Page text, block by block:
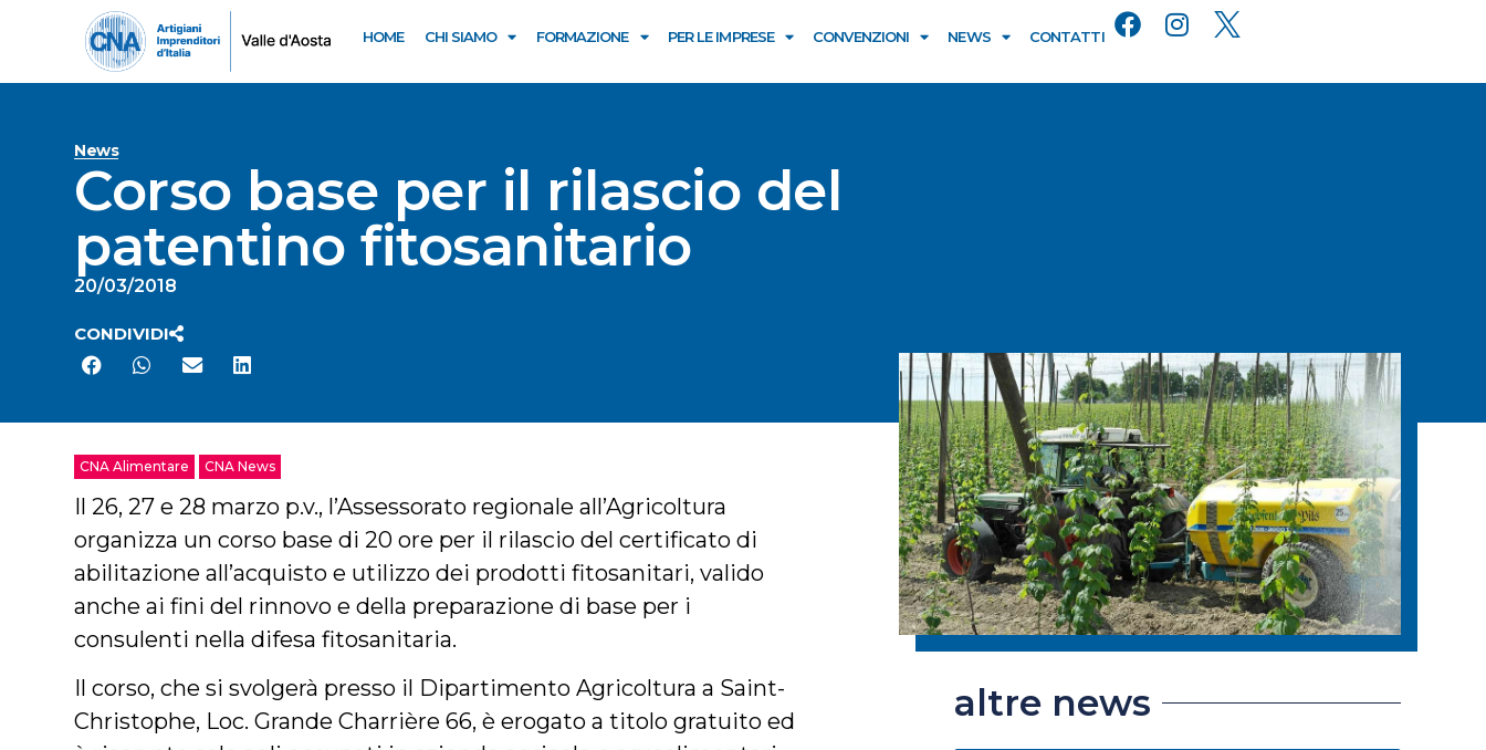
HOME CHI SIAMO FORMAZIONE PER LE IMPRESE CONVENZIONI NEWS CONTATTI
News
Corso base per il rilascio del
patentino fitosanitario
20/03/2018
CONDIVIDI
CNA Alimentare CNA News
Il 26, 27 e 28 marzo p.v., l’Assessorato regionale all’Agricoltura
organizza un corso base di 20 ore per il rilascio del certificato di
abilitazione all’acquisto e utilizzo dei prodotti fitosanitari, valido
anche ai fini del rinnovo e della preparazione di base per i
consulenti nella difesa fitosanitaria.
Il corso, che si svolgerà presso il Dipartimento Agricoltura a Saint-
Christophe, Loc. Grande Charrière 66, è erogato a titolo gratuito ed
altre news